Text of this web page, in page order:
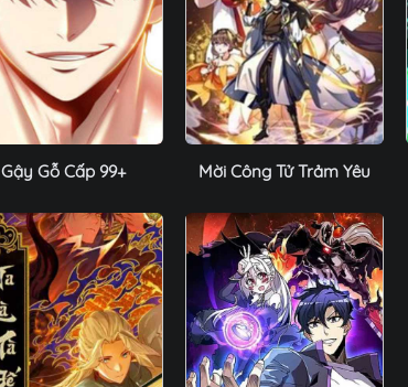
Gậy Gỗ Cấp 99+ Mời Công Tử Trảm Yêu